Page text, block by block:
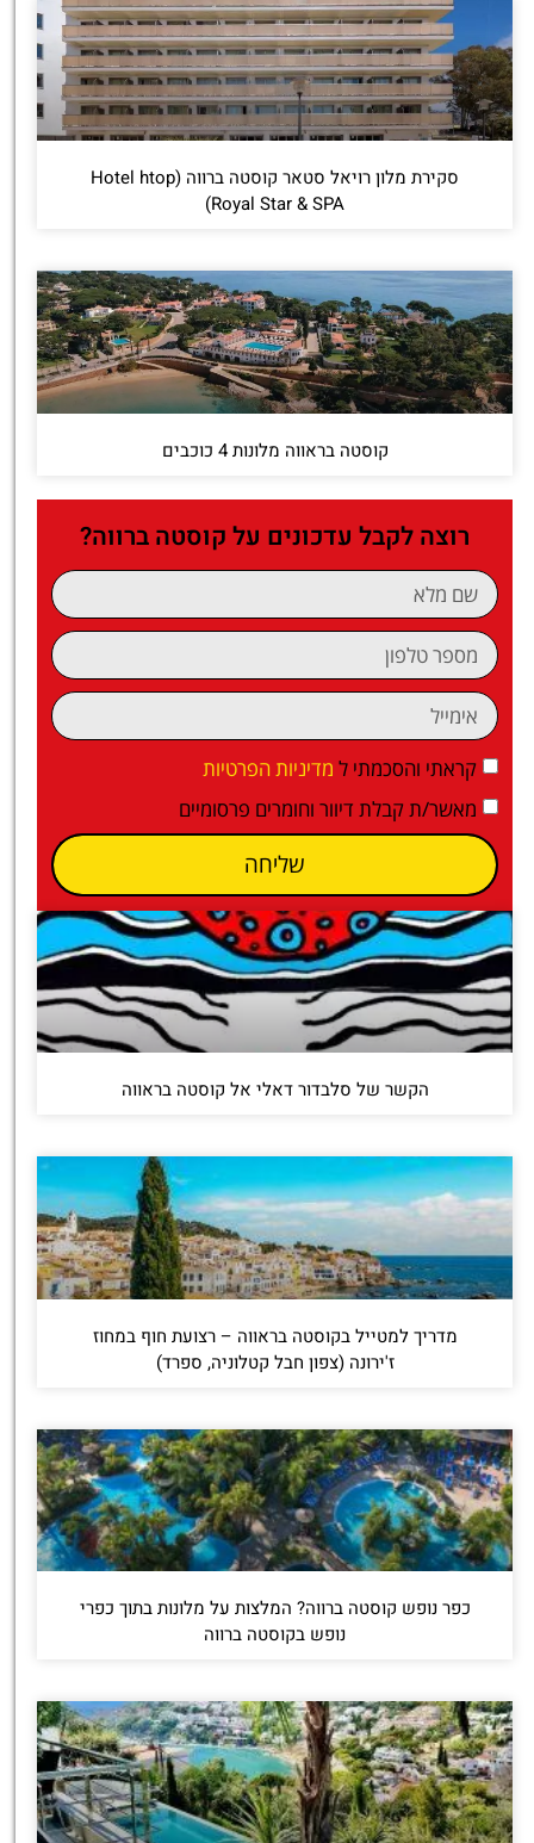
סקירת מלון רויאל סטאר קוסטה ברווה (Hotel htop
Royal Star & SPA)
קוסטה בראווה מלונות 4 כוכבים
רוצה לקבל עדכונים על קוסטה ברווה?
קראתי והסכמתי ל מדיניות הפרטיות
מאשר/ת קבלת דיוור וחומרים פרסומיים
שליחה
הקשר של סלבדור דאלי אל קוסטה בראווה
מדריך למטייל בקוסטה בראווה – רצועת חוף במחוז
ז'ירונה (צפון חבל קטלוניה, ספרד)
כפר נופש קוסטה ברווה? המלצות על מלונות בתוך כפרי
נופש בקוסטה ברווה